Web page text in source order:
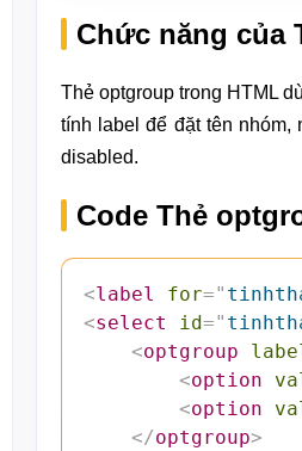
Chức năng của
Thẻ optgroup trong HTML
tính label để đặt tên
disabled.
Code Thẻ
<label for="
<select id="
<optgroup
<option
<option
</optgroup>